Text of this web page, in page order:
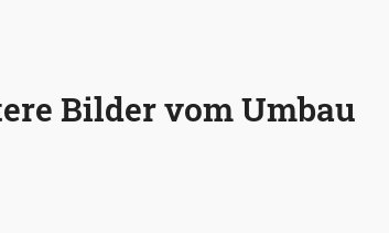
Bilder vom Umbau